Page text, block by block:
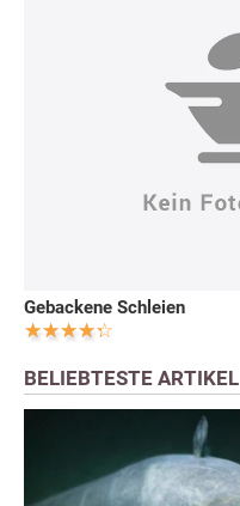
Gebackene Schleien
BELIEBTESTE ARTIKEL